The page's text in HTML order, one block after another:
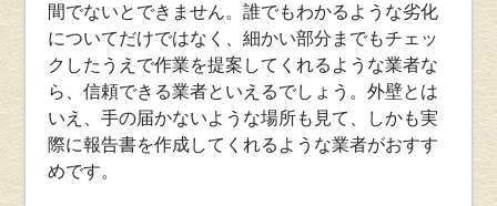
間でないとできません。誰でもわかるような劣化
についてだけではなく、細かい部分までもチェッ
クしたうえで作業を提案してくれるような業者な
ら、信頼できる業者といえるでしょう。外壁とは
いえ、手の届かないような場所も見て、しかも実
際に報告書を作成してくれるような業者がおすす
めです。